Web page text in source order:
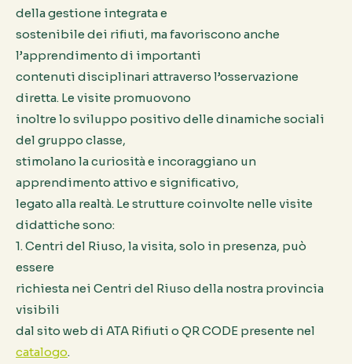
della gestione integrata e
sostenibile dei rifiuti, ma favoriscono anche
l’apprendimento di importanti
contenuti disciplinari attraverso l’osservazione
diretta. Le visite promuovono
inoltre lo sviluppo positivo delle dinamiche sociali
del gruppo classe,
stimolano la curiosità e incoraggiano un
apprendimento attivo e significativo,
legato alla realtà. Le strutture coinvolte nelle visite
didattiche sono:
1. Centri del Riuso, la visita, solo in presenza, può
essere
richiesta nei Centri del Riuso della nostra provincia
visibili
dal sito web di ATA Rifiuti o QR CODE presente nel
catalogo.